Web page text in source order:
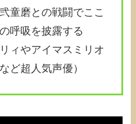
童磨との戦闘でここ
呼吸を披露する
ィやアイマスミリオ
ど超人気声優）